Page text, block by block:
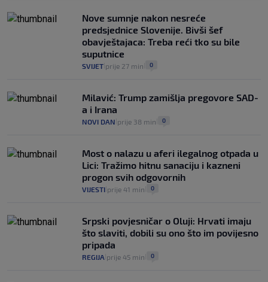
Nove sumnje nakon nesreće
predsjednice Slovenije. Bivši šef
obavještajaca: Treba reći tko su bile
suputnice
SVIJET prije 27 min 0
Milavić: Trump zamišlja pregovore SAD-
a i Irana
NOVI DAN prije 38 min 0
Most o nalazu u aferi ilegalnog otpada u
Lici: Tražimo hitnu sanaciju i kazneni
progon svih odgovornih
VIJESTI prije 41 min 0
Srpski povjesničar o Oluji: Hrvati imaju
što slaviti, dobili su ono što im povijesno
pripada
REGIJA prije 45 min 0